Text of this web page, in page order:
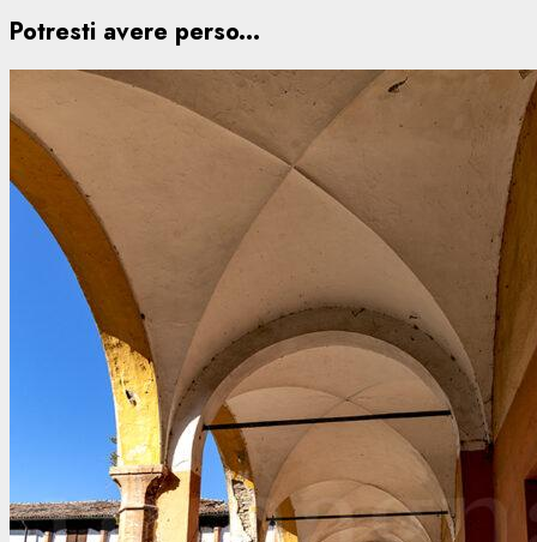
Potresti avere perso...